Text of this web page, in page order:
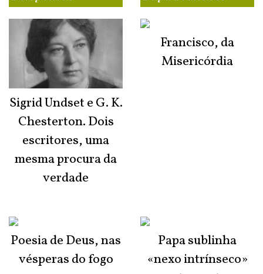
Sigrid Undset e G. K.
Chesterton. Dois
escritores, uma
mesma procura da
verdade
Poesia de Deus, nas
vésperas do fogo
Francisco, da
Misericórdia
Papa sublinha
«nexo intrínseco»